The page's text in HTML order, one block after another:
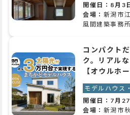
開催日： 8月3
会場： 新潟市
風間建築事務所
コンパクト
ク。リアル
【オウルホー
モデルハウス
開催日： 7月
会場： 新潟市